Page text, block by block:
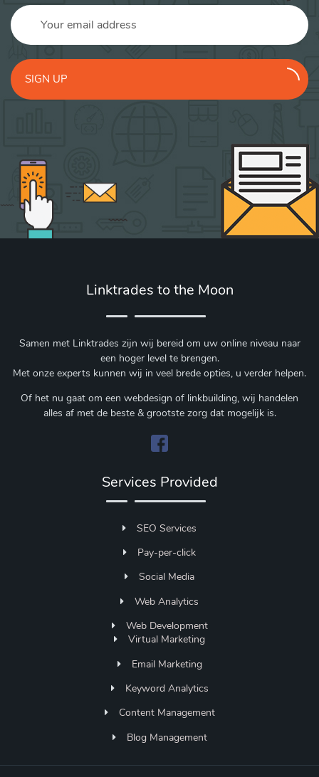
SIGN UP
Linktrades to the Moon
Samen met Linktrades zijn wij bereid om uw online niveau naar
een hoger level te brengen.
Met onze experts kunnen wij in veel brede opties, u verder helpen.
Of het nu gaat om een webdesign of linkbuilding, wij handelen
alles af met de beste & grootste zorg dat mogelijk is.
Services Provided
SEO Services
Pay-per-click
Social Media
Web Analytics
Web Development
Virtual Marketing
Email Marketing
Keyword Analytics
Content Management
Blog Management